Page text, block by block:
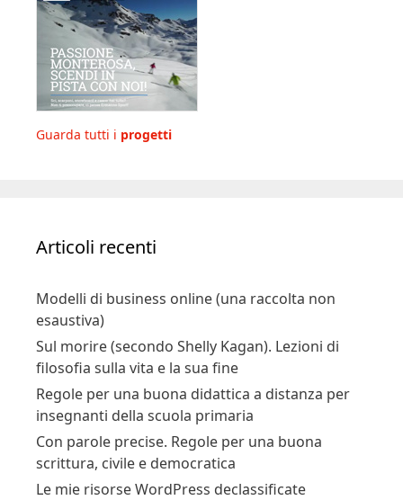
Guarda tutti i progetti
Articoli recenti
Modelli di business online (una raccolta non
esaustiva)
Sul morire (secondo Shelly Kagan). Lezioni di
filosofia sulla vita e la sua fine
Regole per una buona didattica a distanza per
insegnanti della scuola primaria
Con parole precise. Regole per una buona
scrittura, civile e democratica
Le mie risorse WordPress declassificate